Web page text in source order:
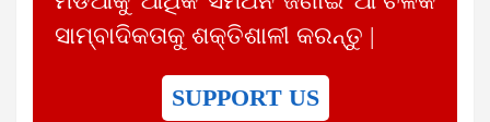
ସାମ୍ବାଦିକତାକୁ ଶକ୍ତିଶାଳୀ କରନ୍ତୁ |
SUPPORT US